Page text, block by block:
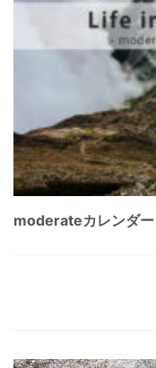
moderateカレンダー